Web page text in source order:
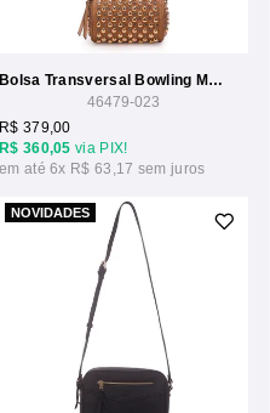
Bolsa Transversal Bowling Media Com Aplicacao Esferas
46479-023
R$ 360,05 via PIX!
R$ 379,00
6x R$ 63,17
NOVIDADES